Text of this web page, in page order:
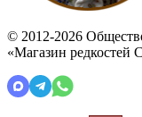
© 2012-2026
«Магазин редкостей